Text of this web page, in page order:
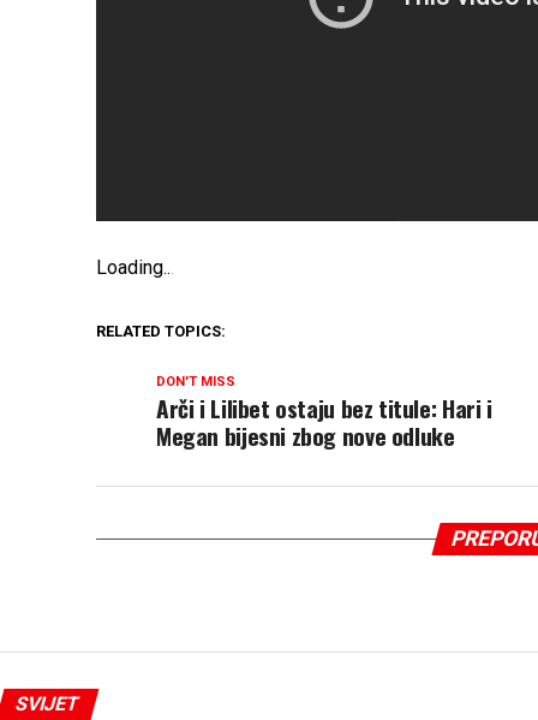
Loading...
RELATED TOPICS:
DON'T MISS
Arči i Lilibet ostaju bez titule: Hari i
Megan bijesni zbog nove odluke
SVIJET